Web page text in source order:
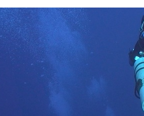
Forum ist auf
und wie gewohnt
www.sidemount-